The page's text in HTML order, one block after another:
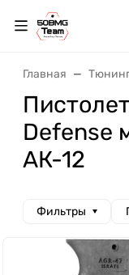
Главная
Defense
АК-12
Фильтры